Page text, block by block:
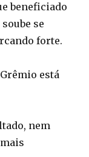
beneficiado
se
forte.
está
nem